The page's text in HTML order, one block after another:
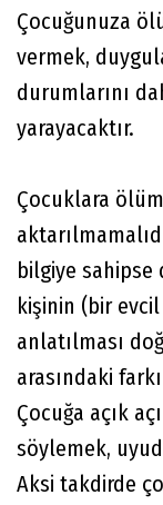
Çocuğunuza
vermek,
durumlarını
yarayacaktır.
Çocuklara
bilgiye
kişinin (bir
anlatılması
arasındaki
Çocuğa açık
söylemek,
Aksi takdirde